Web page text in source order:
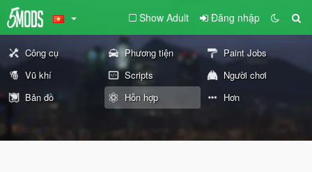
Show Adult Đăng nhập
Công cụ Phương tiện
Paint Jobs
Vũ khí
Scripts
Người chơi
Bản đồ
Hỗn hợp Hơn